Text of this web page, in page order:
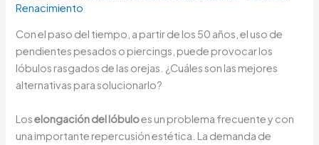
Renacimiento
Con el paso del tiempo, a partir de los 50 años, el uso de
pendientes pesados o piercings, puede provocar los
lóbulos rasgados de las orejas. ¿Cuáles son las mejores
alternativas para solucionarlo?
Loselongación del lóbuloes un problema frecuente y con
una importante repercusión estética. La demanda de